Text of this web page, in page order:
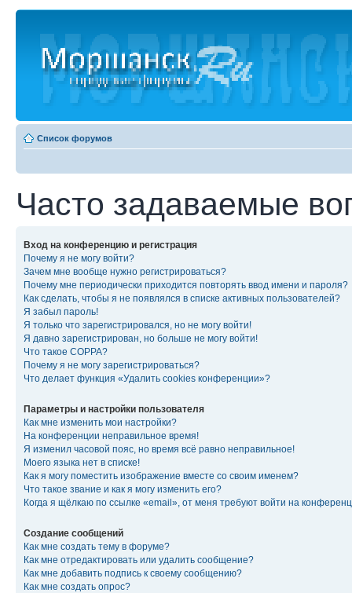
Список форумов
Часто задаваемые
Вход на конференцию и регистрация
Почему я не могу войти?
Зачем мне вообще нужно регистрироваться?
Почему мне периодически приходится повторять ввод имени и пароля?
Как сделать, чтобы я не появлялся в списке активных пользователей?
Я забыл пароль!
Я только что зарегистрировался, но не могу войти!
Я давно зарегистрирован, но больше не могу войти!
Что такое COPPA?
Почему я не могу зарегистрироваться?
Что делает функция «Удалить cookies конференции»?
Параметры и настройки пользователя
Как мне изменить мои настройки?
На конференции неправильное время!
Я изменил часовой пояс, но время всё равно неправильное!
Моего языка нет в списке!
Как я могу поместить изображение вместе со своим именем?
Что такое звание и как я могу изменить его?
Когда я щёлкаю по ссылке «email», от меня требуют войти на
Создание сообщений
Как мне создать тему в форуме?
Как мне отредактировать или удалить сообщение?
Как мне добавить подпись к своему сообщению?
Как мне создать опрос?